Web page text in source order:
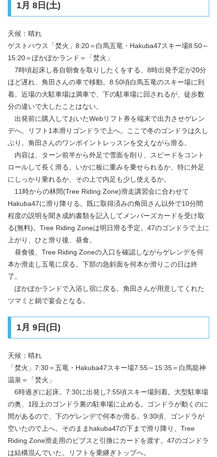
1月 8日(土)
天候：晴れ
ゲストハウス「焚火」8:20＝白馬五竜・Hakuba47スキー場8:50～
15:20＝ぽかぽかランド＝「焚火」
7時頃起床し各自朝食を取りしたくをする、8時出発予定が20分
ほど遅れ、角田さんの車で移動。8:50頃白馬五竜のスキー場に到
着。近場の大駐車場は満車で、下の駐車場に回されるが、徒歩数
分の違いで大したことはない。
出発前に購入しておいたWebリフト券を端末で出力させゲレン
デへ。リフト1本滑りゴンドラで上へ。ここで冬のゴンドラは久し
ぶり。角田さんのワンポイントレッスンを交えながら滑る。
内容は、ターン前半から外足で雪面を削り、スピードをコント
ロールして長く滑る。いかに板に重みを乗せられるか、特に外足
にしっかり乗れるか、その上で内足も少し使えるか。
11時からの林間(Tree Riding Zone)滑走講習会に合わせて
Hakuba47に滑り降りる。既に取得済みの角田さん以外で10分間
程度の説明を聞き成約書類を記入してメンバーズカードを受け取
る(無料)。Tree Riding Zoneは明日滑る予定。47のゴンドラで上に
上がり、ひと滑り後、昼食。
昼食後、Tree Riding Zoneの入口を確認しながらゲレンデを何
本か滑走し五竜に戻る。下部の急斜面を何本か滑りこの日は終
了。
ぽかぽかランドで入浴し宿に戻る。角田さんが用意してくれた
ツマミと鍋で宴会となる。
1月 9日(日)
天候：晴れ
「焚火」7:30＝五竜・Hakuba47スキー場7:55～15:35＝白馬龍神
温泉＝「焚火」
6時過ぎに起床。7:30に出発し7:55頃スキー場到着。大型駐車場
の奥、1段上のゴンドラ裏の駐車場に止める。ゴンドラが動くのに
間があるので、下のゲレンデで何本か滑る。9:30頃、ゴンドラが
空いたので上へ。そのままhakuba47の下まで滑り降り、Tree
Riding Zone滑走用のビブスと引換にカードを渡す。47のゴンドラ
は結構混んでいた。リフトを乗継ぎトップへ。